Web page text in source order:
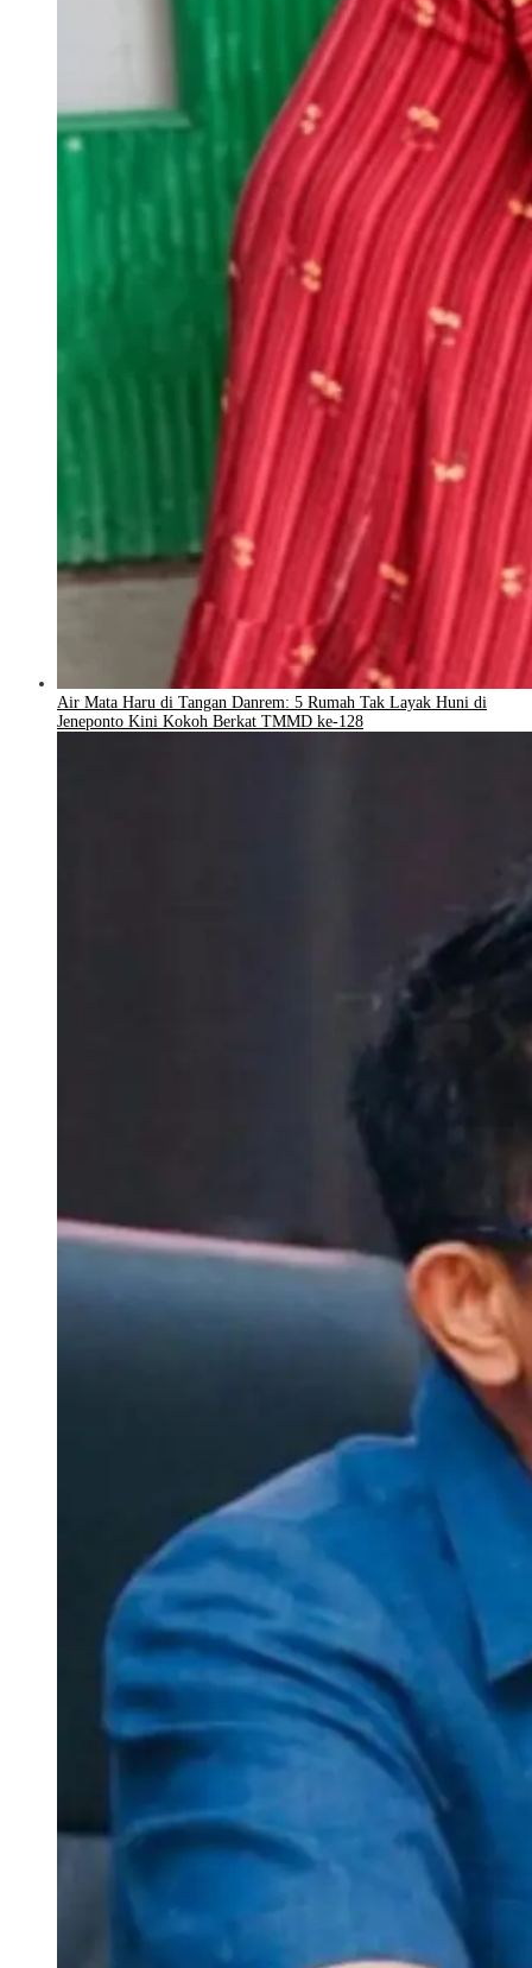
Air Mata Haru di Tangan Danrem: 5 Rumah Tak Layak Huni di
Jeneponto Kini Kokoh Berkat TMMD ke-128